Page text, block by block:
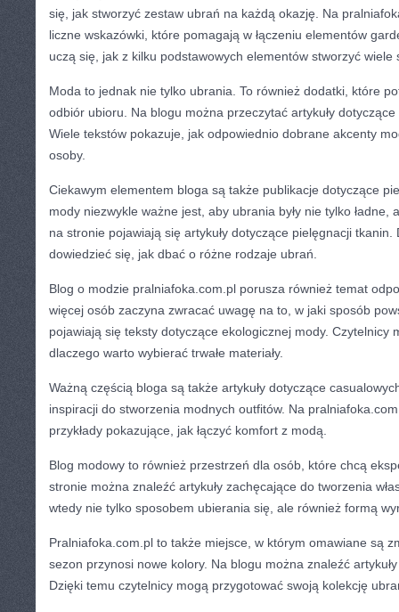
się, jak stworzyć zestaw ubrań na każdą okazję. Na
liczne wskazówki, które pomagają w łączeniu elementów
uczą się, jak z kilku podstawowych elementów stworzyć wiele
Moda to jednak nie tylko ubrania. To również dodatki, które
odbiór ubioru. Na blogu można przeczytać artykuły
Wiele tekstów pokazuje, jak odpowiednio dobrane akcenty
osoby.
Ciekawym elementem bloga są także publikacje dotyczące
mody niezwykle ważne jest, aby ubrania były nie tylko ładne,
na stronie pojawiają się artykuły dotyczące pielęgnacji
dowiedzieć się, jak dbać o różne rodzaje ubrań.
Blog o modzie pralniafoka.com.pl porusza również temat
więcej osób zaczyna zwracać uwagę na to, w jaki sposób
pojawiają się teksty dotyczące ekologicznej mody. Czytelnicy
dlaczego warto wybierać trwałe materiały.
Ważną częścią bloga są także artykuły dotyczące
inspiracji do stworzenia modnych outfitów. Na
przykłady pokazujące, jak łączyć komfort z modą.
Blog modowy to również przestrzeń dla osób, które chcą
stronie można znaleźć artykuły zachęcające do tworzenia
wtedy nie tylko sposobem ubierania się, ale również formą
Pralniafoka.com.pl to także miejsce, w którym omawiane są
sezon przynosi nowe kolory. Na blogu można znaleźć
Dzięki temu czytelnicy mogą przygotować swoją kolekcję